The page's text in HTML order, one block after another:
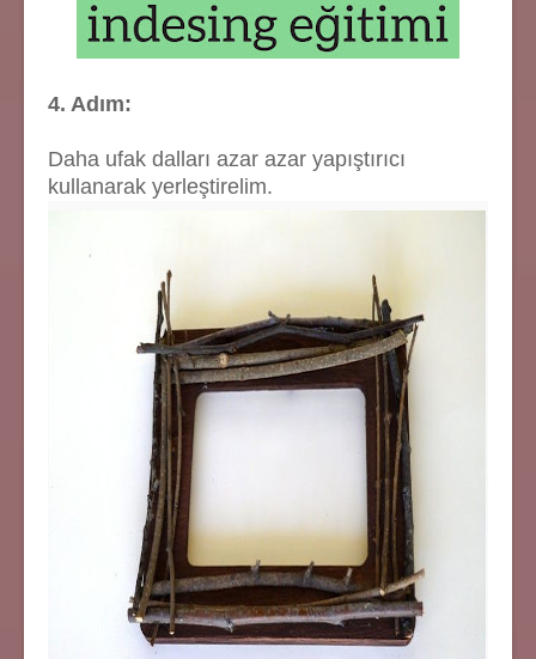
4. Adım:
Daha ufak dalları azar azar yapıştırıcı
kullanarak yerleştirelim.